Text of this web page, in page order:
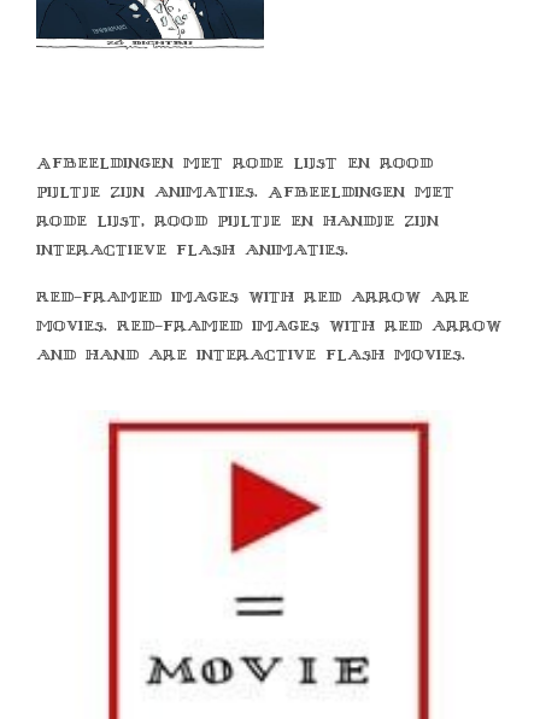
Afbeeldingen met rode lijst en rood
pijltje zijn animaties. Afbeeldingen met
rode lijst, rood pijltje en handje zijn
interactieve flash animaties.
Red-framed images with red arrow are
movies. Red-framed images with red arrow
and hand are interactive flash movies.